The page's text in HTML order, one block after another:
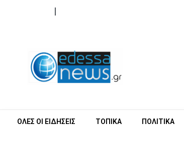
ΟΛΕΣ ΟΙ ΕΙΔΗΣΕΙΣ ΤΟΠΙΚΑ ΠΟΛΙΤΙΚΑ